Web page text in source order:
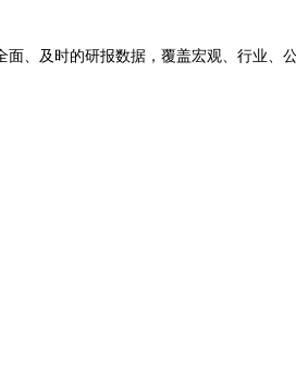
、及时的研报数据，覆盖宏观、行业、